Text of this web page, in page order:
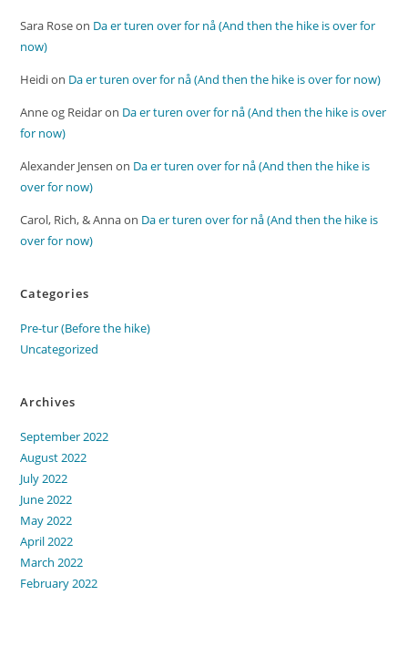
Sara Roseon Da er turen over for nå (And then the hike is over for
now)
Heidion Da er turen over for nå (And then the hike is over for now)
Anne og Reidaron Da er turen over for nå (And then the hike is over
for now)
Alexander Jensen on Da er turen over for nå (And then the hike is
over for now)
Carol, Rich, & Annaon Da er turen over for nå (And then the hike is
over for now)
Categories
Pre-tur (Before the hike)
Uncategorized
Archives
September 2022
August 2022
July 2022
June 2022
May 2022
April 2022
March 2022
February 2022